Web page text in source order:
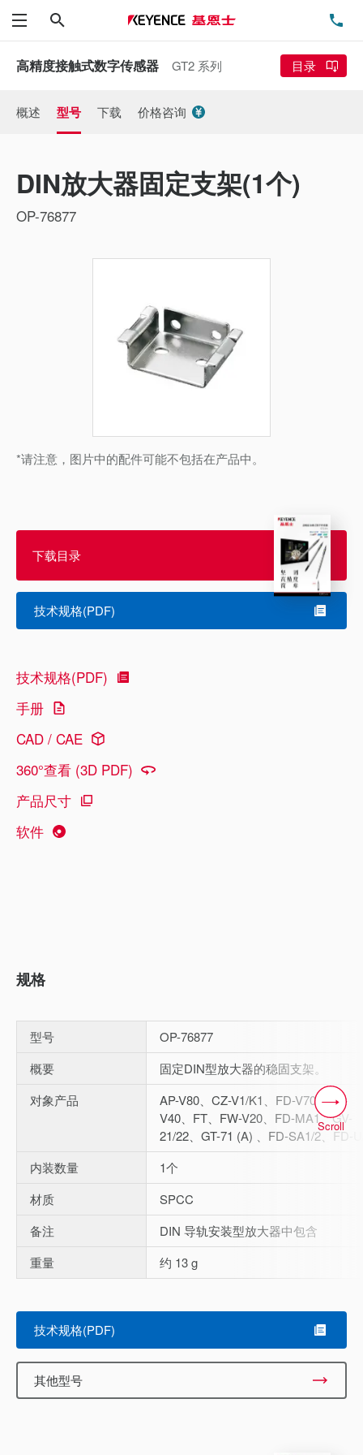
菜单
高精度接触式数字传感器 GT2 系列 目录
概述 型号 下载 价格咨询
DIN放大器固定支架(1个)
OP-76877
*请注意，图片中的配件可能不包括在产品中。
下载目录
技术规格(PDF)
技术规格(PDF)
手册
CAD / CAE
360°查看 (3D PDF)
产品尺寸
软件
规格
型号
OP-76877
概要
固定DIN型放大器的稳固支架。
对象产品
AP-V80、CZ-V1/K1、FD-V70、FD-
V40、FT、FW-V20、FD-MA1、GV-
21/22、GT-71 (A) 、FD-SA1/2、FD-
内装数量
1个
材质
SPCC
备注
DIN 导轨安装型放大器中包含
重量
约 13 g
Scroll
技术规格(PDF)
其他型号